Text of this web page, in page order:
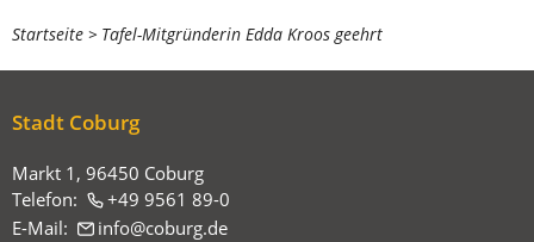
Sie
befinden
sich
Startseite Tafel-Mitgründerin Edda Kroos geehrt
Stadt Coburg
Markt 1, 96450 Coburg
Telefon:
+49 9561 89-0
E-Mail:
info coburg de